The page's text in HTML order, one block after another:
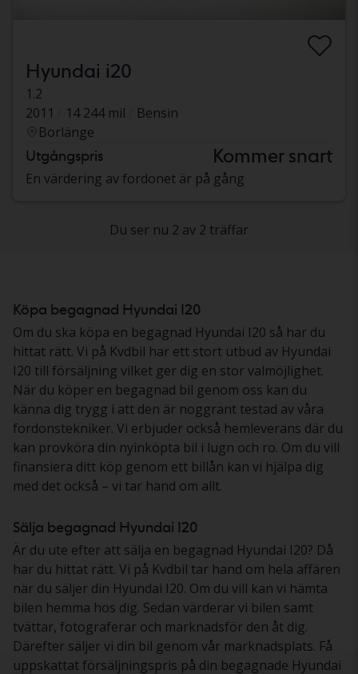
Hyundai i20
1.2
2011
14 244 mil
Bensin
Borlänge
Utgångspris Kommer snart
En värdering av fordonet är på gång
Du ser nu 2 av 2 träffar
Köpa begagnad Hyundai I20
Om du ska köpa en begagnad Hyundai I20 så har du
hittat rätt. Vi på Kvdbil har ett stort utbud av Hyundai
I20 till försäljning vilket ger dig en stor valmöjlighet.
När du köper en begagnad bil genom oss kan du
känna dig trygg i att den är noggrant testad av våra
fordonstekniker. Vi erbjuder också hemleverans där du
kan provköra din nyinköpta bil i lugn och ro. Om du vill
finansiera ditt köp genom ett billån kan vi hjälpa dig
med det också – vi tar hand om allt.
Sälja begagnad Hyundai I20
Är du ute efter att sälja en begagnad Hyundai I20? Då
har du hittat rätt. Vi på Kvdbil tar hand om hela affären
när du säljer din Hyundai I20. Om du vill kan vi hämta
bilen hemma hos dig. Sedan värderar vi bilen samt
tvättar, fotograferar och marknadsför den åt dig.
Därefter säljer vi din bil genom vår marknadsplats. Få
uppskattat försäljningspris på din begagnade Hyundai